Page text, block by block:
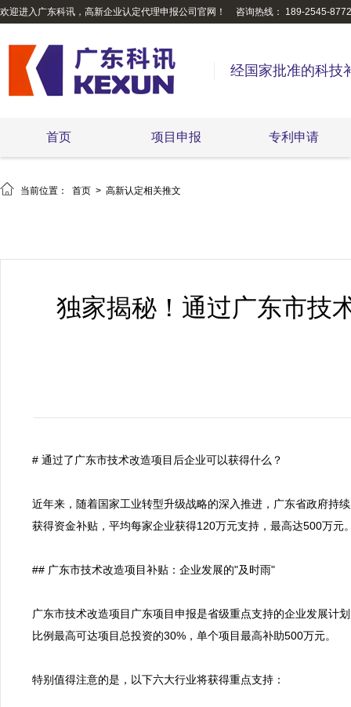
欢迎进入广东科讯，高新企业认定代理申报公司官网！ 咨询热线： 189-2545-8772
经国家批准的科技
首页 项目申报 专利申请
 当前位置： 首页 > 高新认定相关推文
独家揭秘！通过广东市技
# 通过了广东市技术改造项目后企业可以获得什么？
近年来，随着国家工业转型升级战略的深入推进，广东省政府持
获得资金补贴，平均每家企业获得120万元支持，最高达500万
## 广东市技术改造项目补贴：企业发展的"及时雨"
广东市技术改造项目广东项目申报是省级重点支持的企业发展计
比例最高可达项目总投资的30%，单个项目最高补助500万元。
特别值得注意的是，以下六大行业将获得重点支持：